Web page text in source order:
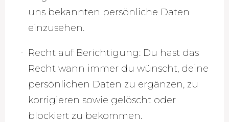
uns bekannten persönliche Daten
einzusehen.
Recht auf Berichtigung: Du hast das
Recht wann immer du wünscht, deine
persönlichen Daten zu ergänzen, zu
korrigieren sowie gelöscht oder
blockiert zu bekommen.